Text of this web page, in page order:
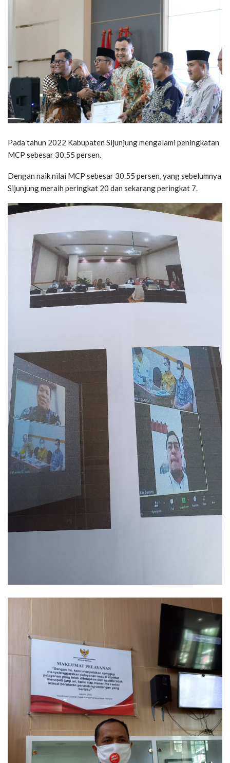
Pada tahun 2022 Kabupaten Sijunjung mengalami peningkatan
MCP sebesar 30.55 persen.
Dengan naik nilai MCP sebesar 30.55 persen, yang sebelumnya
Sijunjung meraih peringkat 20 dan sekarang peringkat 7.